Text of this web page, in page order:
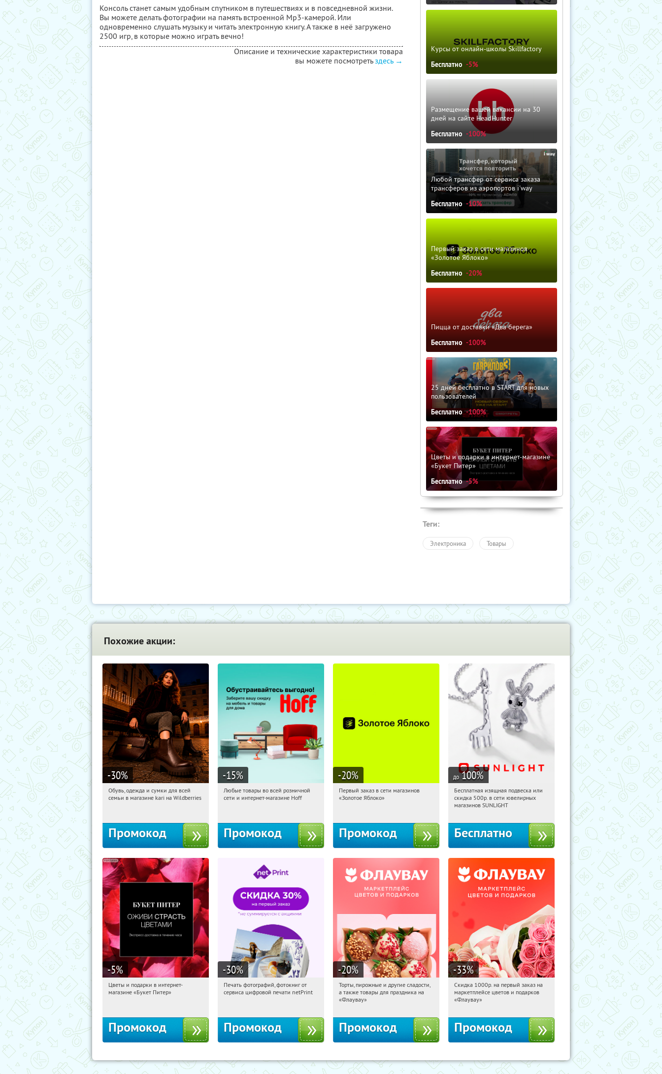
Консоль станет самым удобным спутником в путешествиях и в повседневной жизни.
Вы можете делать фотографии на память встроенной Mp3-камерой. Или
одновременно слушать музыку и читать электронную книгу. А также в неё загружено
2500 игр, в которые можно играть вечно!
Описание и технические характеристики товара
вы можете посмотретьздесь →
Курсы от онлайн-школы Skillfactory
Бесплатно -5%
Размещение вашей вакансии на 30
дней на сайте HeadHunter
Бесплатно -100%
Любой трансфер от сервиса заказа
трансферов из аэропортов i'way
Бесплатно -10%
Первый заказ в сети магазинов
«Золотое Яблоко»
Бесплатно -20%
Пицца от доставки «Два берега»
Бесплатно -100%
25 дней бесплатно в START для новых
пользователей
Бесплатно -100%
Цветы и подарки в интернет-магазине
«Букет Питер»
Бесплатно -5%
Теги:
Электроника Товары
Похожие акции:
-30%
15:38:46 Получили:
Обувь, одежда и сумки для всей
семьи в магазине kari на Wildberries
Промокод
-15%
15:38:46 Получили:
Любые товары во всей розничной
сети и интернет-магазине Hoff
Промокод
-20%
15:38:46
Получи первым!
Первый заказ в сети магазинов
«Золотое Яблоко»
Промокод
до 100%
15:38:46 Получили:
Россия
Бесплатная изящная подвеска или
скидка 500р. в сети ювелирных
магазинов SUNLIGHT
Бесплатно
-5%
15:38:46
Получи первым!
Цветы и подарки в интернет-
магазине «Букет Питер»
Промокод
-30%
15:38:46 Получили:
Печать фотографий, фотокниг от
сервиса цифровой печати netPrint
Промокод
-20%
15:38:46 Получили:
Россия
Торты, пирожные и другие сладости,
а также товары для праздника на
«Флаувау»
Промокод
-33%
15:38:46 Получили:
Россия
Скидка 1000р. на первый заказ на
маркетплейсе цветов и подарков
«Флаувау»
Промокод